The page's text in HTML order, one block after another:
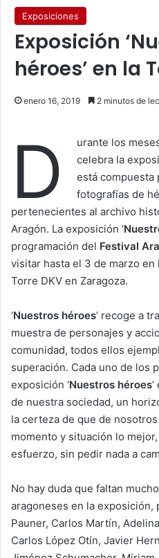
Exposiciones
Exposición
héroes’ en la
enero 16, 2019 2 minutos de
D
urante los
celebra la
está compuesta
fotografías de
pertenecientes al archivo
Aragón. La exposición ‘
programación del Festival
visitar hasta el 3 de marzo
Torre DKV en Zaragoza.
‘Nuestros héroes’ recoge a
muestra de personajes y
comunidad, todos ellos
superación. Cada uno de los
exposición ‘Nuestros héroes
de nuestra sociedad, un
la certeza de que de
momento y situación lo
esfuerzo, sin pedir nada a
No hay duda que faltan
aragoneses en la exposición,
Pauner, Carlos Martín,
Carlos López Otín, Javier